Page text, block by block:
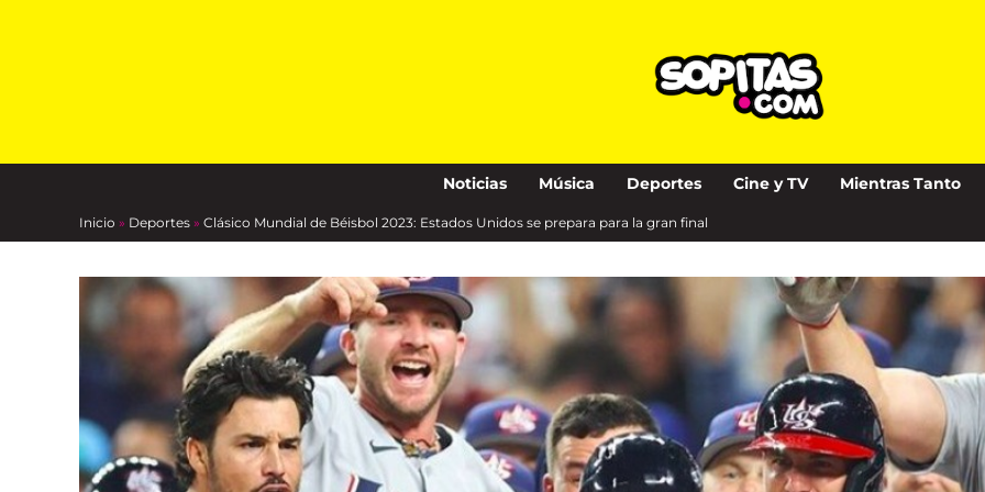
Noticias Música Deportes Cine y TV Mientras Tanto
Inicio » Deportes » Clásico Mundial de Béisbol 2023: Estados Unidos se prepara para la gran final